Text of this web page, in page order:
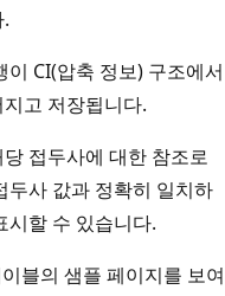
CI(압축 정보) 구조에서
고 저장됩니다.
접두사에 대한 참조로
두사 값과 정확히 일치하
시할 수 있습니다.
블의 샘플 페이지를 보여